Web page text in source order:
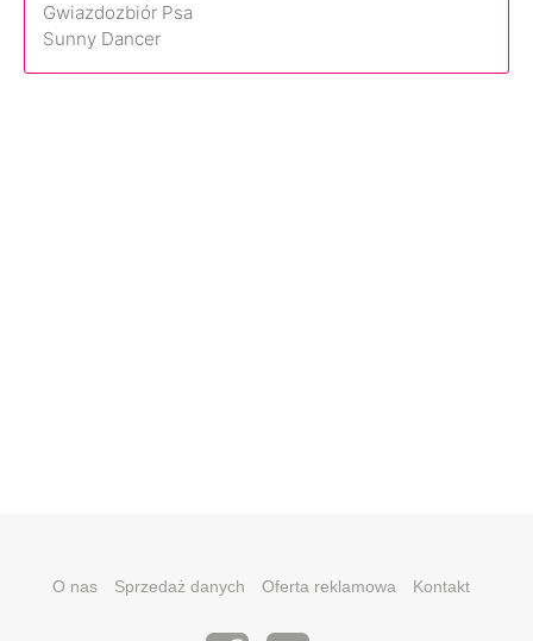
Gwiazdozbiór Psa
Sunny Dancer
O nas Sprzedaż danych Oferta reklamowa Kontakt